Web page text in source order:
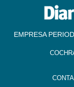
EMPRESA